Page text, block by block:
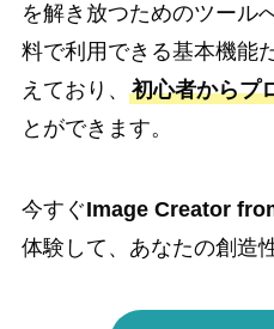
を解き放つためのツール
料で利用できる基本機能
えており、 初心者からプ
とができます。
今すぐImage Creator
体験して、あなたの創造